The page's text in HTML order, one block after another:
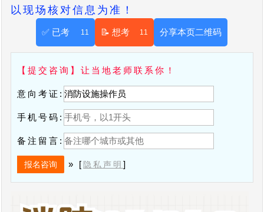
以现场核对信息为准！
11
✅ 已考 11
📝 想考 分享本页二维码
【提交咨询】让当地老师联系你！
意向考证:
手机号码:
备注留言:
» [隐私声明]